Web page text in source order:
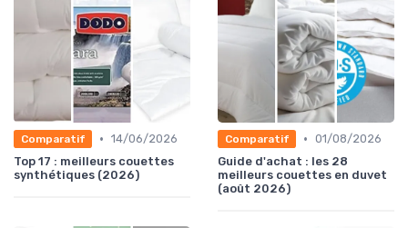
Comparatif • 14/06/2026
Top 17 : meilleurs couettes
synthétiques (2026)
Comparatif • 01/08/2026
Guide d'achat : les 28
meilleurs couettes en duvet
(août 2026)